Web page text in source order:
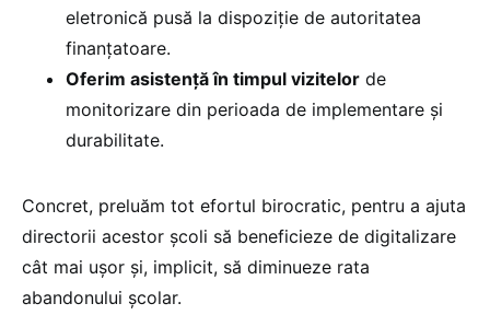
eletronică pusă la dispoziție de autoritatea
finanțatoare.
Oferim asistență în timpul vizitelor de
monitorizare din perioada de implementare și
durabilitate.
Concret, preluăm tot efortul birocratic, pentru a ajuta
directorii acestor școli să beneficieze de digitalizare
cât mai ușor și, implicit, să diminueze rata
abandonului școlar.